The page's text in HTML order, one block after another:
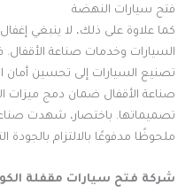
فتح سيارات النهضة
كما علاوة على ذلك، لا ينبغي
السيارات وخدمات صناعة
تصنيع السيارات إلى تحسين أمان
صناعة الأقفال ضمان دمج ميزات
تصميماتها. باختصار، شهدت
ملحوظًا مدفوعًا بالالتزام بالجودة
شركة فتح سيارات مقفلة